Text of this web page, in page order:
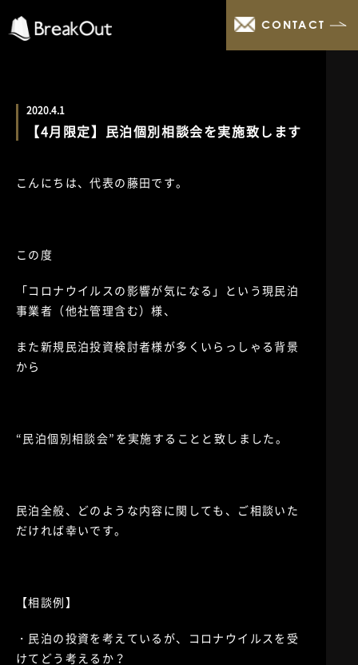
CONTACT
2020.4.1
【4月限定】民泊個別相談会を実施致します
こんにちは、代表の藤田です。
この度
「コロナウイルスの影響が気になる」という現民泊
事業者（他社管理含む）様、
また新規民泊投資検討者様が多くいらっしゃる背景
から
“民泊個別相談会”を実施することと致しました。
民泊全般、どのような内容に関しても、ご相談いた
だければ幸いです。
【相談例】
・民泊の投資を考えているが、コロナウイルスを受
けてどう考えるか？